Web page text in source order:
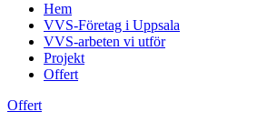
Hem
VVS-Företag i Uppsala
VVS-arbeten vi utför
Projekt
Offert
Offert